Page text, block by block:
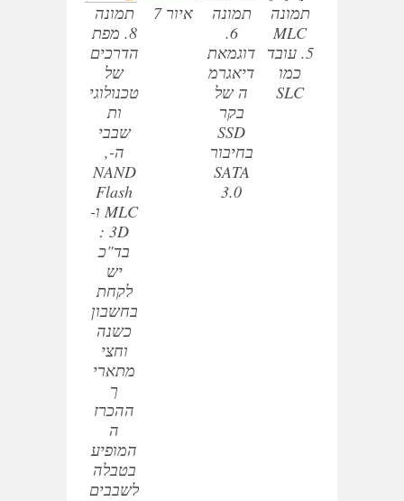
תמונה
MLC
.5 עובד
כמו
SLC
תמונה
6.
דוגמאת
דיאגרמ
ה של
בקר
SSD
בחיבור
SATA
3.0
איור 7
תמונה
8. מפת
הדרכים
של
טכנולוגי
ות
שבבי
ה-,
NAND
Flash
MLC ו-
3D :
בד"כ
יש
לקחת
בחשבון
כשנה
וחצי
מתארי
ך
ההכרז
ה
המופיע
בטבלה
לשבבים